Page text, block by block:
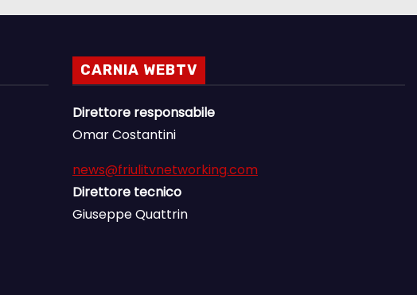
CARNIA WEBTV
Direttore responsabile
Omar Costantini
news@friulitvnetworking.com
Direttore tecnico
Giuseppe Quattrin